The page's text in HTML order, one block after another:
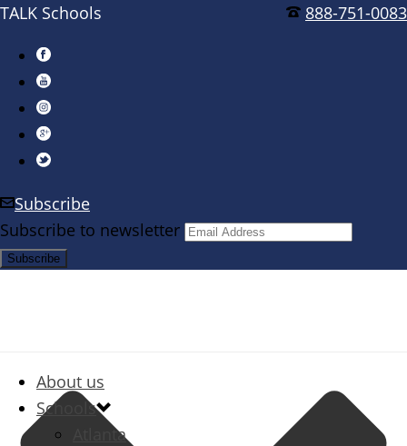
888-751-0083
TALK Schools
Subscribe
Subscribe to newsletter
About us
Schools
Atlanta